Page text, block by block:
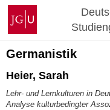
Zum
Inhalt
springen
Johannes
Gutenberg-
Universität
Mainz
Germanistik
Heier, Sarah
Lehr- und Lernkulturen in
Analyse kulturbedingter